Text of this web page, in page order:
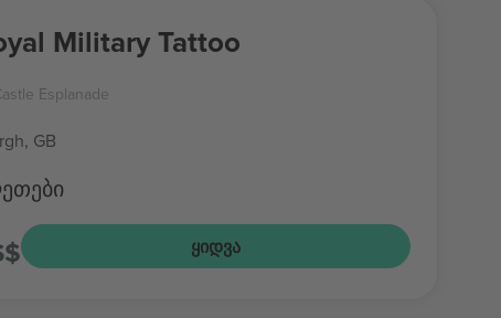
Military Tattoo
Esplanade
GB
ᲧᲘᲓᲕᲐ